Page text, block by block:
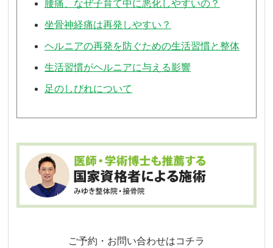
腰痛、なぜ子育て中に悪化しやすいの？
坐骨神経痛は再発しやすい？
ヘルニアの再発を防ぐための生活習慣と整体
生活習慣がヘルニアに与える影響
足のしびれについて
ご予約・お問い合わせはコチラ